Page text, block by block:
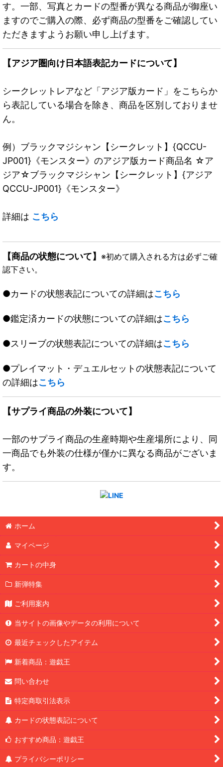
す。一部、写真とカードの型番が異なる商品が御座い
ますのでご購入の際、必ず商品の型番をご確認してい
ただきますようお願い申し上げます。
【アジア圏向け日本語表記カードについて】
シークレットレアなど「アジア版カード」をこちらか
ら表記している場合を除き、商品を区別しておりませ
ん。
例）ブラックマジシャン【シークレット】{QCCU-
JP001}《モンスター》のアジア版カード商品名 ☆ア
ジア☆ブラックマジシャン【シークレット】{アジア
QCCU-JP001}《モンスター》
詳細は こちら
【商品の状態について】 ※初めて購入される方は必ずご確
認下さい。
●カードの状態表記についての詳細はこちら
●鑑定済カードの状態についての詳細はこちら
●スリーブの状態表記についての詳細はこちら
●プレイマット・デュエルセットの状態表記について
の詳細はこちら
【サプライ商品の外装について】
一部のサプライ商品の生産時期や生産場所により、同
一商品でも外装の仕様が僅かに異なる商品がございま
す。
ホーム
マイページ
カートの中身
新弾特集
ご利用案内
当サイトの画像やデータの利用について
最近チェックしたアイテム
新着商品：遊戯王
問い合わせ
特定商取引法表示
カードの状態表記について
おすすめ商品：遊戯王
プライバシーポリシー